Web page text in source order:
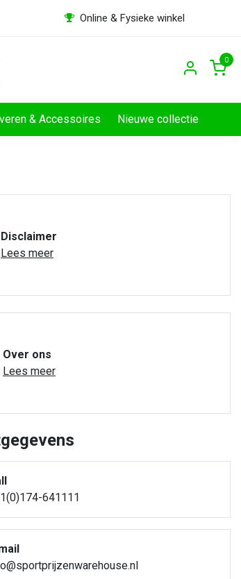
Online & Fysieke winkel
0
& Accessoires Nieuwe collectie
Disclaimer
Lees meer
Over ons
Lees meer
641111